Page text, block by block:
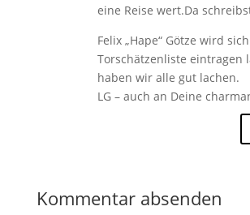
eine Reise wert.Da
Felix „Hape“ Götze wird
Torschätzenliste eintragen
haben wir alle gut lachen.
LG – auch an Deine
Kommentar absenden